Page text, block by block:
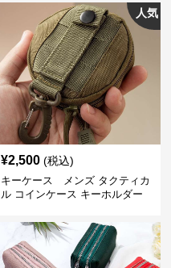
人気
¥2,500 (税込)
キーケース メンズ タクティカ
ル コインケース キーホルダー